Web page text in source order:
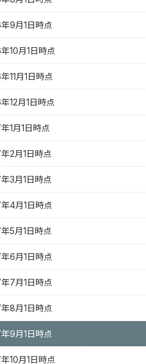
9月1日時点
10月1日時点
11月1日時点
12月1日時点
1月1日時点
2月1日時点
3月1日時点
4月1日時点
5月1日時点
6月1日時点
7月1日時点
8月1日時点
9月1日時点
10月1日時点